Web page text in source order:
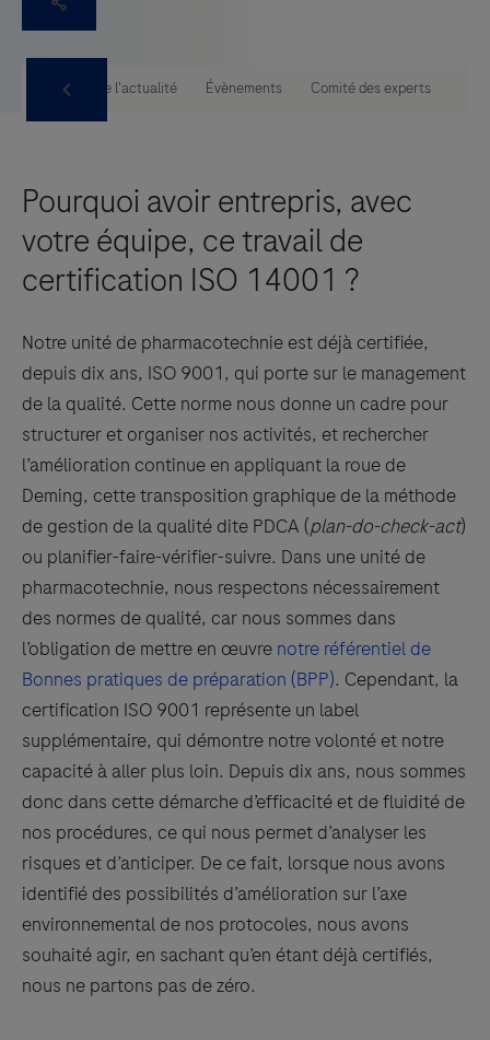
Toute l'actualité Évènements Comité des experts
Pourquoi avoir entrepris, avec
votre équipe, ce travail de
certification ISO 14001 ?
Notre unité de pharmacotechnie est déjà certifiée,
depuis dix ans, ISO 9001, qui porte sur le management
de la qualité. Cette norme nous donne un cadre pour
structurer et organiser nos activités, et rechercher
l’amélioration continue en appliquant la roue de
Deming, cette transposition graphique de la méthode
de gestion de la qualité dite PDCA (plan-do-check-act)
ou planifier-faire-vérifier-suivre. Dans une unité de
pharmacotechnie, nous respectons nécessairement
des normes de qualité, car nous sommes dans
l’obligation de mettre en œuvre notre référentiel de
Bonnes pratiques de préparation (BPP). Cependant, la
certification ISO 9001 représente un label
supplémentaire, qui démontre notre volonté et notre
capacité à aller plus loin. Depuis dix ans, nous sommes
donc dans cette démarche d’efficacité et de fluidité de
nos procédures, ce qui nous permet d’analyser les
risques et d’anticiper. De ce fait, lorsque nous avons
identifié des possibilités d’amélioration sur l’axe
environnemental de nos protocoles, nous avons
souhaité agir, en sachant qu’en étant déjà certifiés,
nous ne partons pas de zéro.